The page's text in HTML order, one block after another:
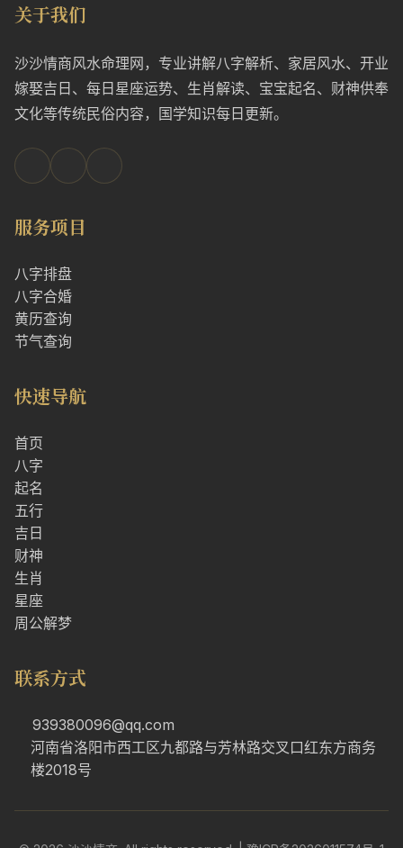
关于我们
沙沙情商风水命理网，专业讲解八字解析、家居风水、开业
嫁娶吉日、每日星座运势、生肖解读、宝宝起名、财神供奉
文化等传统民俗内容，国学知识每日更新。
服务项目
八字排盘
八字合婚
黄历查询
节气查询
快速导航
首页
八字
起名
五行
吉日
财神
生肖
星座
周公解梦
联系方式
939380096@qq.com
河南省洛阳市西工区九都路与芳林路交叉口红东方商务
楼2018号